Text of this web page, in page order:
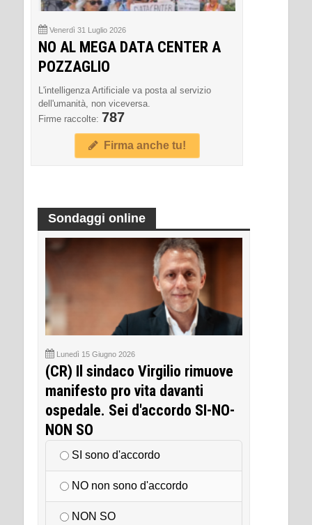
Venerdì 31 Luglio 2026
NO AL MEGA DATA CENTER A
POZZAGLIO
L'intelligenza Artificiale va posta al servizio
dell'umanità, non viceversa.
Firme raccolte: 787
Firma anche tu!
Sondaggi online
Lunedì 15 Giugno 2026
(CR) Il sindaco Virgilio rimuove
manifesto pro vita davanti
ospedale. Sei d'accordo SI-NO-
NON SO
SI sono d'accordo
NO non sono d'accordo
NON SO